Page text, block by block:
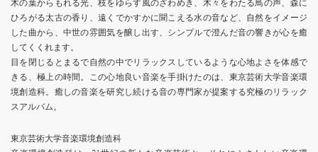
木の葉からもれる光、枝をゆらす風のざわめき、木々をわたる鳥の声、森に
ひろがる太古の香り、遠くでかすかに聞こえる水の音など、自然をイメージ
した曲から、中世の雰囲気を醸し出す、シンプルで澄んだ音の響きが心を癒
してくくれます。
目を閉じるとまるで自然の中でリラックスしているような心地よさを体感で
きる、極上の時間。この心地良い音楽を手掛けたのは、東京芸術大学音楽環
境創造科。癒しの音楽を研究し続ける音の専門家が提案する究極のリラック
スアルバム。
東京芸術大学音楽環境創造科